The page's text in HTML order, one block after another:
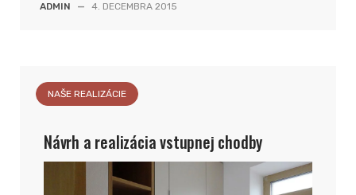
ADMIN — 4. DECEMBRA 2015
NAŠE REALIZÁCIE
Návrh a realizácia vstupnej chodby